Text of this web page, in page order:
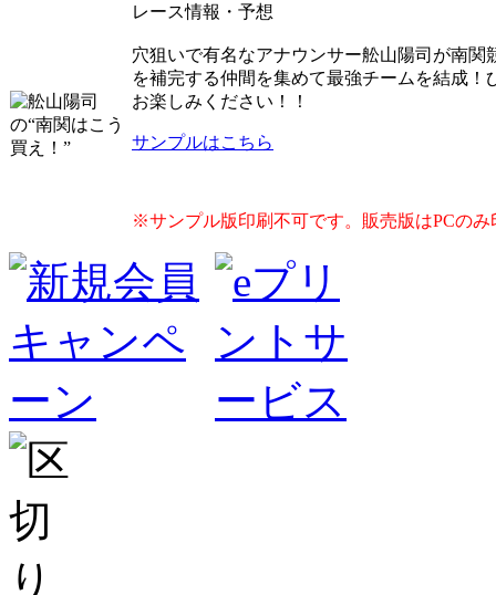
レース情報・予想
穴狙いで有名なアナウンサー舩山陽司が南
を補完する仲間を集めて最強チームを結成
お楽しみください！！
サンプルはこちら
※サンプル版印刷不可です。販売版はPCのみ